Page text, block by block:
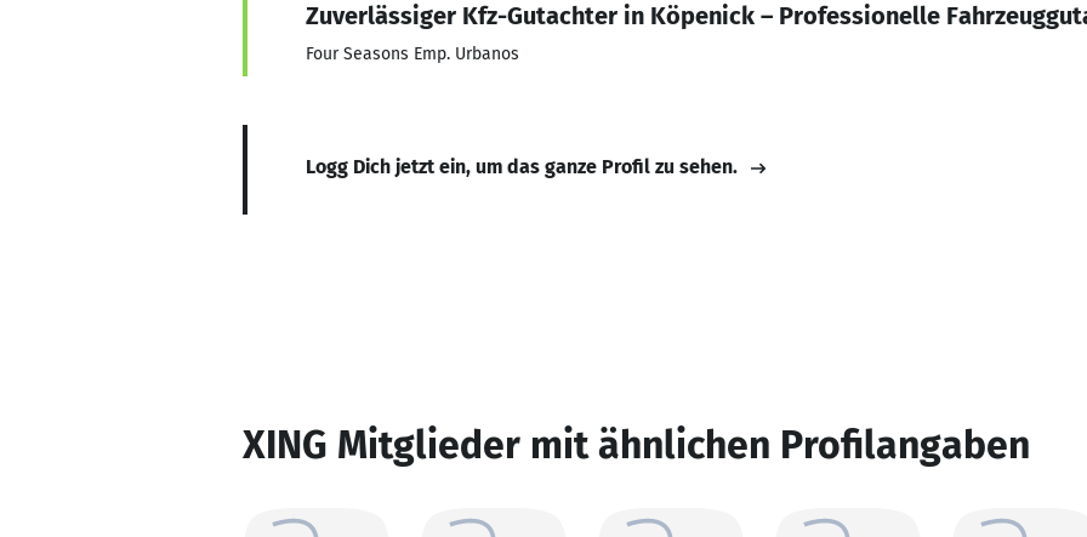
Zuverlässiger Kfz-Gutachter in Köpenick – Professionelle
Four Seasons Emp. Urbanos
Logg Dich jetzt ein, um das ganze Profil zu sehen.
XING Mitglieder mit ähnlichen Profilangaben